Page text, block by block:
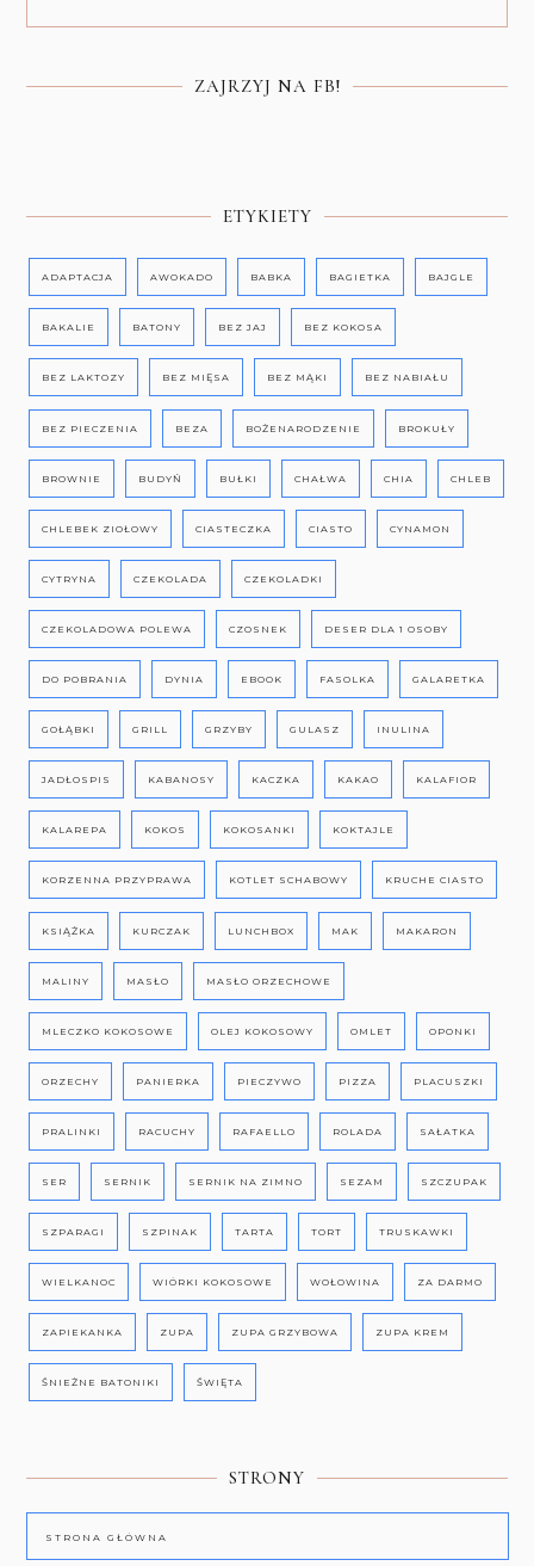
ZAJRZYJ NA FB!
ETYKIETY
ADAPTACJA AWOKADO BABKA BAGIETKA BAJGLE
BAKALIE BATONY BEZ JAJ BEZ KOKOSA
BEZ LAKTOZY BEZ MIĘSA BEZ MĄKI BEZ NABIAŁU
BEZ PIECZENIA BEZA BOŻENARODZENIE BROKUŁY
BROWNIE BUDYŃ BUŁKI CHAŁWA CHIA CHLEB
CHLEBEK ZIOŁOWY CIASTECZKA CIASTO CYNAMON
CYTRYNA CZEKOLADA CZEKOLADKI
CZEKOLADOWA POLEWA CZOSNEK DESER DLA 1 OSOBY
DO POBRANIA DYNIA EBOOK FASOLKA GALARETKA
GOŁĄBKI GRILL GRZYBY GULASZ INULINA
JADŁOSPIS KABANOSY KACZKA KAKAO KALAFIOR
KALAREPA KOKOS KOKOSANKI KOKTAJLE
KORZENNA PRZYPRAWA KOTLET SCHABOWY KRUCHE CIASTO
KSIĄŻKA KURCZAK LUNCHBOX MAK MAKARON
MALINY MASŁO MASŁO ORZECHOWE
MLECZKO KOKOSOWE OLEJ KOKOSOWY OMLET OPONKI
ORZECHY PANIERKA PIECZYWO PIZZA PLACUSZKI
PRALINKI RACUCHY RAFAELLO ROLADA SAŁATKA
SER SERNIK SERNIK NA ZIMNO SEZAM SZCZUPAK
SZPARAGI SZPINAK TARTA TORT TRUSKAWKI
WIELKANOC WIÓRKI KOKOSOWE WOŁOWINA ZA DARMO
ZAPIEKANKA ZUPA ZUPA GRZYBOWA ZUPA KREM
ŚNIEŻNE BATONIKI ŚWIĘTA
STRONY
STRONA GŁÓWNA